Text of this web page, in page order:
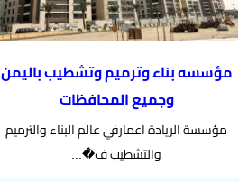
مؤسسه بناء وترميم وتشطيب باليمن
وجميع المحافظات
مؤسسة الريادة اعمارفي عالم البناء والترميم
والتشطيب ف�...